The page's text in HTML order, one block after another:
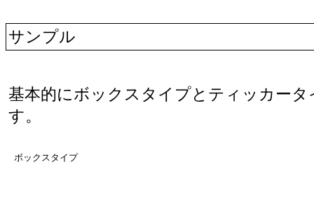
サンプル
基本的にボックスタイプとティッカー
す。
ボックスタイプ